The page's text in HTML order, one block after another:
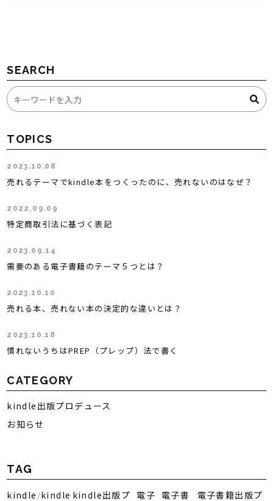
SEARCH
TOPICS
2023.10.08
売れるテーマでkindle本をつくったのに、売れないのはなぜ？
2022.09.09
特定商取引法に基づく表記
2023.09.14
需要のある電子書籍のテーマ５つとは？
2023.10.10
売れる本、売れない本の決定的な違いとは？
2023.10.18
慣れないうちはPREP（プレップ）法で書く
CATEGORY
kindle出版プロデュース
お知らせ
TAG
kindle kindle kindle出版プ 電子 電子書 電子書籍出版プ